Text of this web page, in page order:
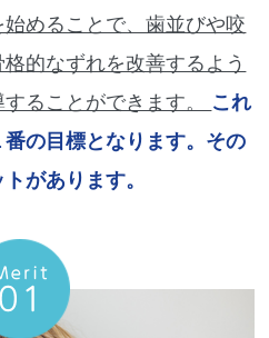
めることで、歯並びや咬
的なずれを改善するよう
ることができます。 これ
の目標となります。その
があります。